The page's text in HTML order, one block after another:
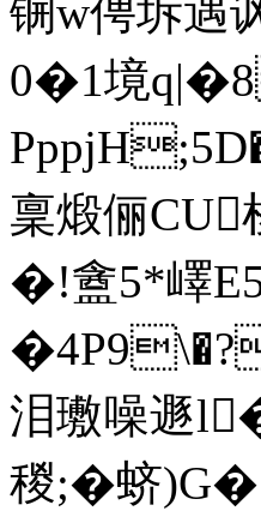
锎w俜坼遇
0�1境
稟煅俪CU
�!盦5*嶧
泪璷噪遯
稯;�蛴